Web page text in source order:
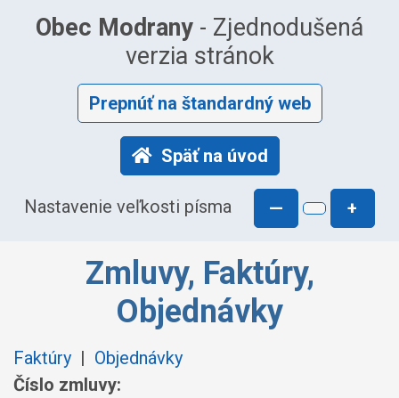
Obec Modrany - Zjednodušená
verzia stránok
Prepnúť na štandardný web
Späť na úvod
Nastavenie veľkosti písma — +
Zmluvy, Faktúry,
Objednávky
Faktúry | Objednávky
Číslo zmluvy: